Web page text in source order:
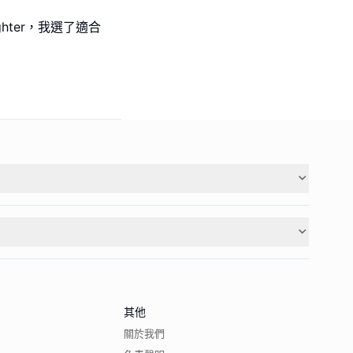
，我選了適合
其他
關於我們